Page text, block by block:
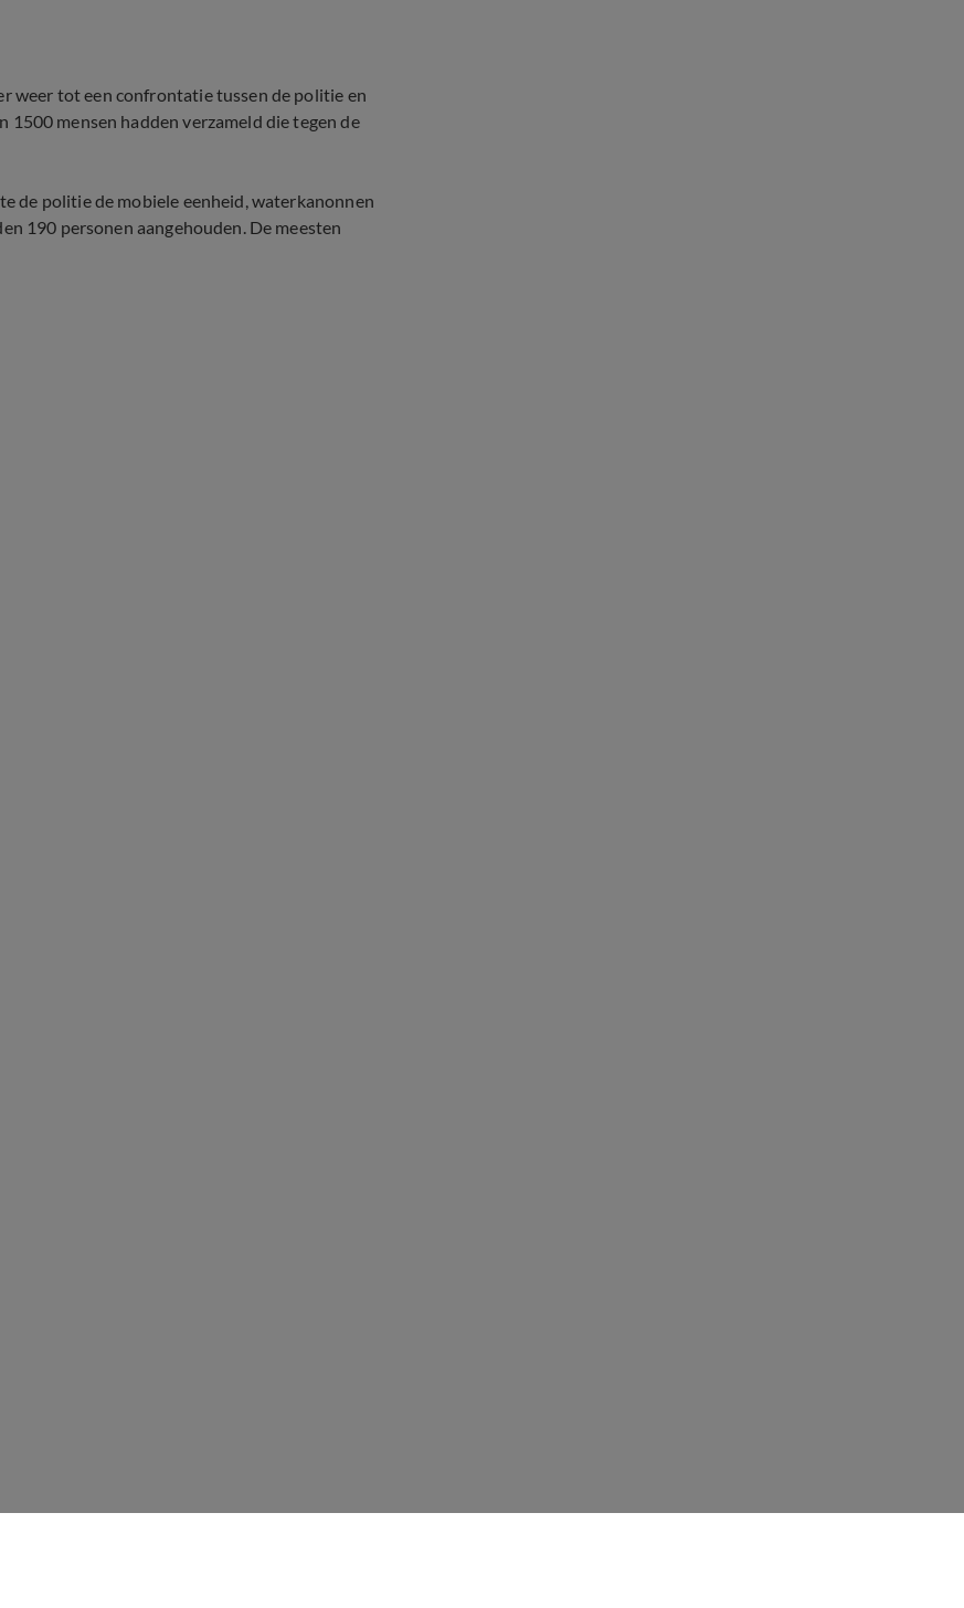
weer tot een confrontatie tussen de politie en
1500 mensen hadden verzameld die tegen de
de politie de mobiele eenheid, waterkanonnen
190 personen aangehouden. De meesten